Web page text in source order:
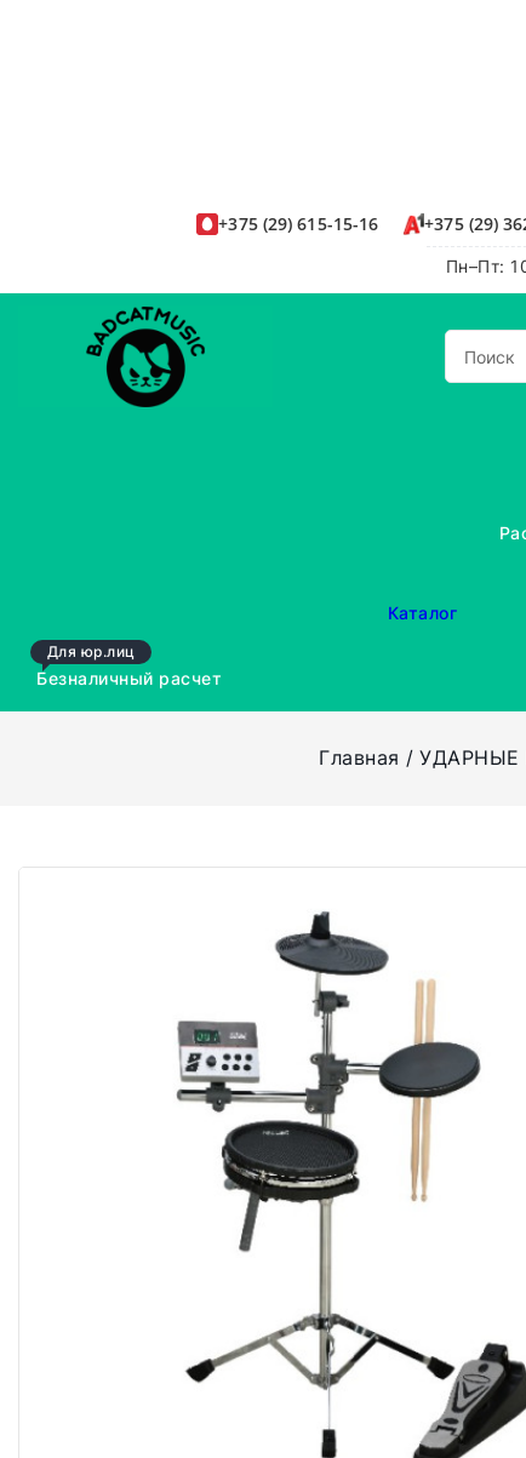
+375 (29) 615-15-16 +375 (29)
Пн–Пт:
Каталог
Для юр.лиц
Безналичный расчет
Главная УДАРНЫЕ